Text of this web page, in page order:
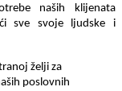
naših klijenata
sve svoje ljudske i
želji za
poslovnih